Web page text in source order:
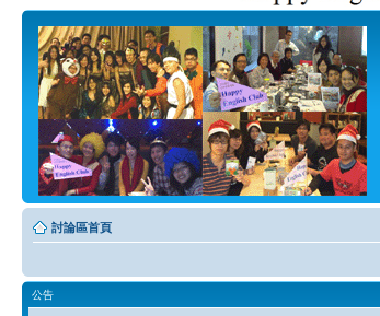
討論區首頁
公告